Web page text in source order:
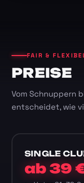
FAIR &
PREISE
Vom Schnuppern
entscheidet, wie
SINGLE
ab 39